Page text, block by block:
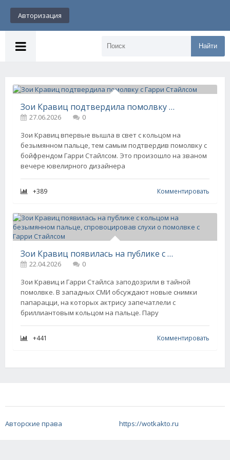
Авторизация
Найти
Зои Кравиц подтвердила помолвку с Гарри Стайлсом
27.06.2026
0
Зои Кравиц впервые вышла в свет с кольцом на
безымянном пальце, тем самым подтвердив помолвку с
бойфрендом Гарри Стайлсом. Это произошло на званом
вечере ювелирного дизайнера
+389 Комментировать
Зои Кравиц появилась на публике с кольцом на безымянном пальце, спровоцировав слухи о помолвке с Гарри Стайлсом
22.04.2026
0
Зои Кравиц и Гарри Стайлса заподозрили в тайной
помолвке. В западных СМИ обсуждают новые снимки
папарацци, на которых актрису запечатлели с
бриллиантовым кольцом на пальце. Пару
+441 Комментировать
Авторские права https://wotkakto.ru